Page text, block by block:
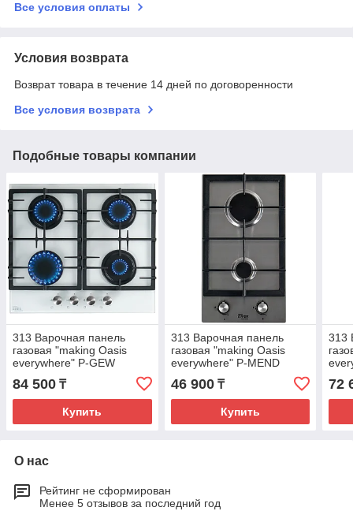
Все условия оплаты
Условия возврата
Возврат товара в течение 14 дней по договоренности
Все условия возврата
Подобные товары компании
313 Варочная панель
газовая "making Oasis
everywhere" P-GEW
84 500 ₸
Купить
313 Варочная панель
газовая "making Oasis
everywhere" P-MEND
46 900₸
Купить
313
72
О нас
Рейтинг не сформирован
Менее 5 отзывов за последний год